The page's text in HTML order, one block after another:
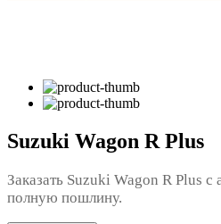
Suzuki Wagon R Plus
Заказать Suzuki Wagon R Plus
полную пошлину.